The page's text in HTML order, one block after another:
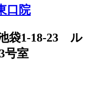
袋1-18-23 ル
号室